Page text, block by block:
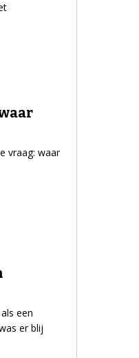
vraag: waar
een
er blij